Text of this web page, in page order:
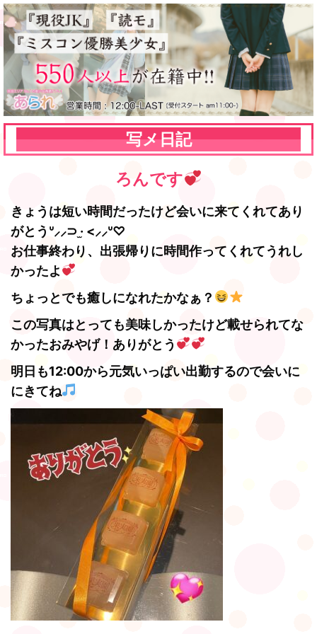
写メ日記
ろんです
きょうは短い時間だったけど会いに来てくれてあり
がとうᐡ⸝⸝⊃ ·̫ <⸝⸝ᐡ♡
お仕事終わり、出張帰りに時間作ってくれてうれし
かったよ
ちょっとでも癒しになれたかなぁ？
この写真はとっても美味しかったけど載せられてな
かったおみやげ！ありがとう
明日も12:00から元気いっぱい出勤するので会いに
にきてね